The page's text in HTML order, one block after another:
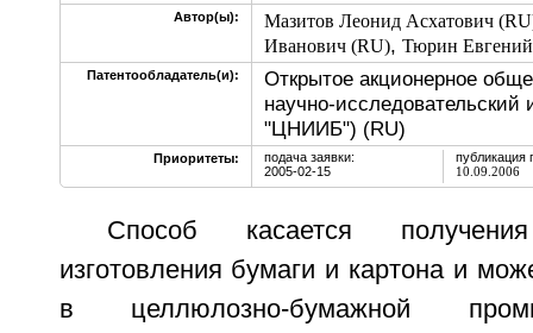
Автор(ы):
Мазитов Леонид Асхатович
Иванович (RU), Тюрин
Патентообладатель(и):
Открытое акционерное
научно-
"ЦНИИБ") (RU)
Приоритеты:
подача заявки:
2005-02-15
публикация
10.09.2006
Способ касается
изготовления бумаги и картона и
в целлюлозно-бумажной